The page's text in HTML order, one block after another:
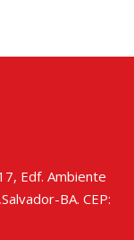
Edf. Ambiente
BA. CEP: